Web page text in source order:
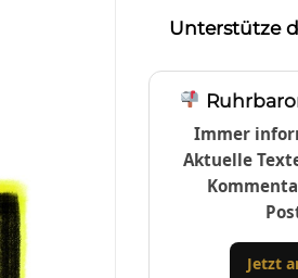
Unterstütze
Immer
Aktuelle
Jetzt